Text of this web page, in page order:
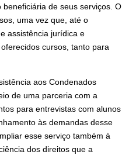
de seus serviços. O
uma vez que, até o
assistência jurídica e
cursos, tanto para
aos Condenados
de uma parceria com a
para entrevistas com alunos
às demandas desse
esse serviço também à
dos direitos que a